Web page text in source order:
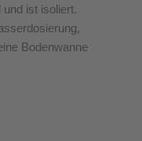
ist isoliert.
Bodenwanne